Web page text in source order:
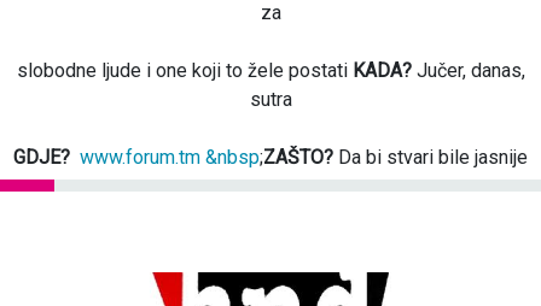
za
slobodne ljude i one koji to žele postati KADA?Jučer, danas,
sutra
GDJE? www.forum.tm &nbsp;ZAŠTO? Da bi stvari bile jasnije